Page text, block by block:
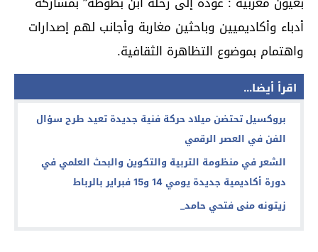
أدباء وأكاديميين وباحثين مغاربة وأجانب لهم إصدارات
واهتمام بموضوع التظاهرة الثقافية.
اقرأ أيضا...
بروكسيل تحتضن ميلاد حركة فنية جديدة تعيد طرح سؤال
الفن في العصر الرقمي
الشعر في منظومة التربية والتكوين والبحث العلمي في
دورة أكاديمية جديدة يومي 14 و15 فبراير بالرباط
زيتونه منى فتحي حامد_